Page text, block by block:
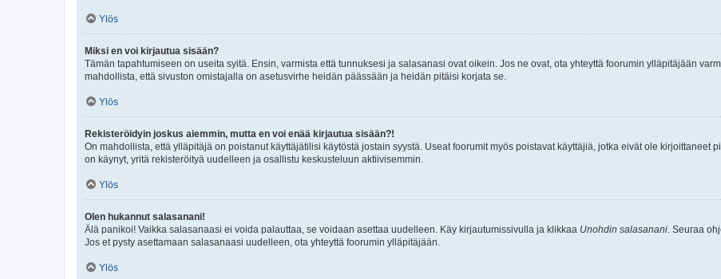
Ylös
Miksi en voi kirjautua sisään?
Tämän tapahtumiseen on useita syitä. Ensin, varmista että tunnuksesi ja salasanasi ovat oikein. Jos ne ovat, ota yhteyttä foorumin ylläpitäjään
mahdollista, että sivuston omistajalla on asetusvirhe heidän päässään ja heidän pitäisi korjata se.
Ylös
Rekisteröidyin joskus aiemmin, mutta en voi enää kirjautua sisään?!
On mahdollista, että ylläpitäjä on poistanut käyttäjätilisi käytöstä jostain syystä. Useat foorumit myös poistavat käyttäjiä, jotka eivät ole kirjoittaneet
on käynyt, yritä rekisteröityä uudelleen ja osallistu keskusteluun aktiivisemmin.
Ylös
Olen hukannut salasanani!
Älä panikoi! Vaikka salasanaasi ei voida palauttaa, se voidaan asettaa uudelleen. Käy kirjautumissivulla ja klikkaa Unohdin salasanani . Seuraa
Jos et pysty asettamaan salasanaasi uudelleen, ota yhteyttä foorumin ylläpitäjään.
Ylös